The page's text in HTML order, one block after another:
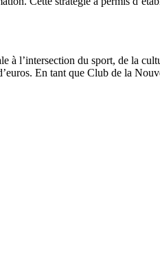
l’intersection du sport, de la
En tant que Club de la